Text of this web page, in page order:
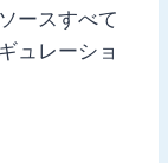
ースすべて
ュレーショ